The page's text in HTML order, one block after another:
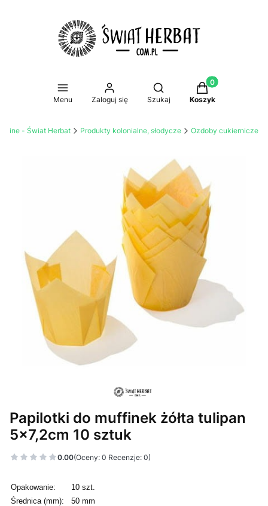
Menu Zaloguj się
Otwórz wyszukiwarkę
Szukaj
Produkty w
Koszyk
- Świat Herbat Produkty kolonialne, słodycze Ozdoby cukiernicze
Papilotki do muffinek żółta tulipan
5x7,2cm 10 sztuk
0.00(Oceny: 0 Recenzje: 0)
Opakowanie:
10 szt.
Średnica (mm):
50 mm